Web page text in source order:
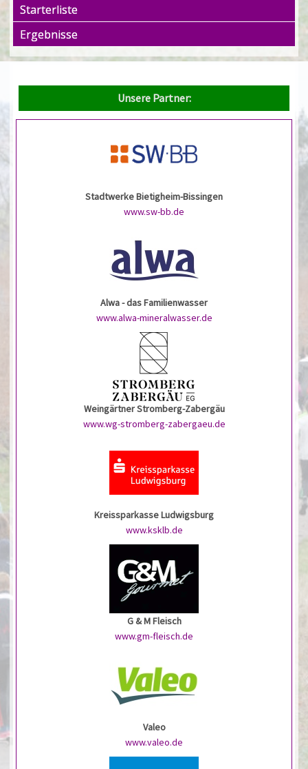
Starterliste
Ergebnisse
Unsere Partner:
Stadtwerke Bietigheim-Bissingen
www.sw-bb.de
Alwa - das Familienwasser
www.alwa-mineralwasser.de
Weingärtner Stromberg-Zabergäu
www.wg-stromberg-zabergaeu.de
Kreissparkasse Ludwigsburg
www.ksklb.de
G & M Fleisch
www.gm-fleisch.de
Valeo
www.valeo.de